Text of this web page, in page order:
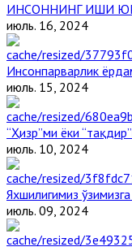
ИНСОННИНГ ИШИ
июль. 16, 2024
Инсонпарварлик
июль. 15, 2024
“Ҳизр”ми ёки
июль. 10, 2024
Яхшилигимиз
июль. 09, 2024